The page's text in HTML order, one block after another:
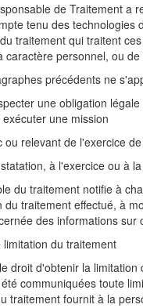
de Traitement a
tenu des technologies
traitement qui traitent
caractère personnel, ou
précédents ne
une obligation
une mission
ou relevant de l'exercice
à l'exercice ou à
du traitement notifie à
du traitement effectué, à
des informations
limitation du traitement
le droit d'obtenir la
communiquées toute
traitement fournit à la